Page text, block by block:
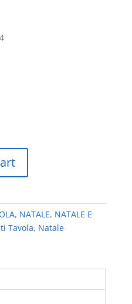
, NATALE, NATALE E
Tavola, Natale